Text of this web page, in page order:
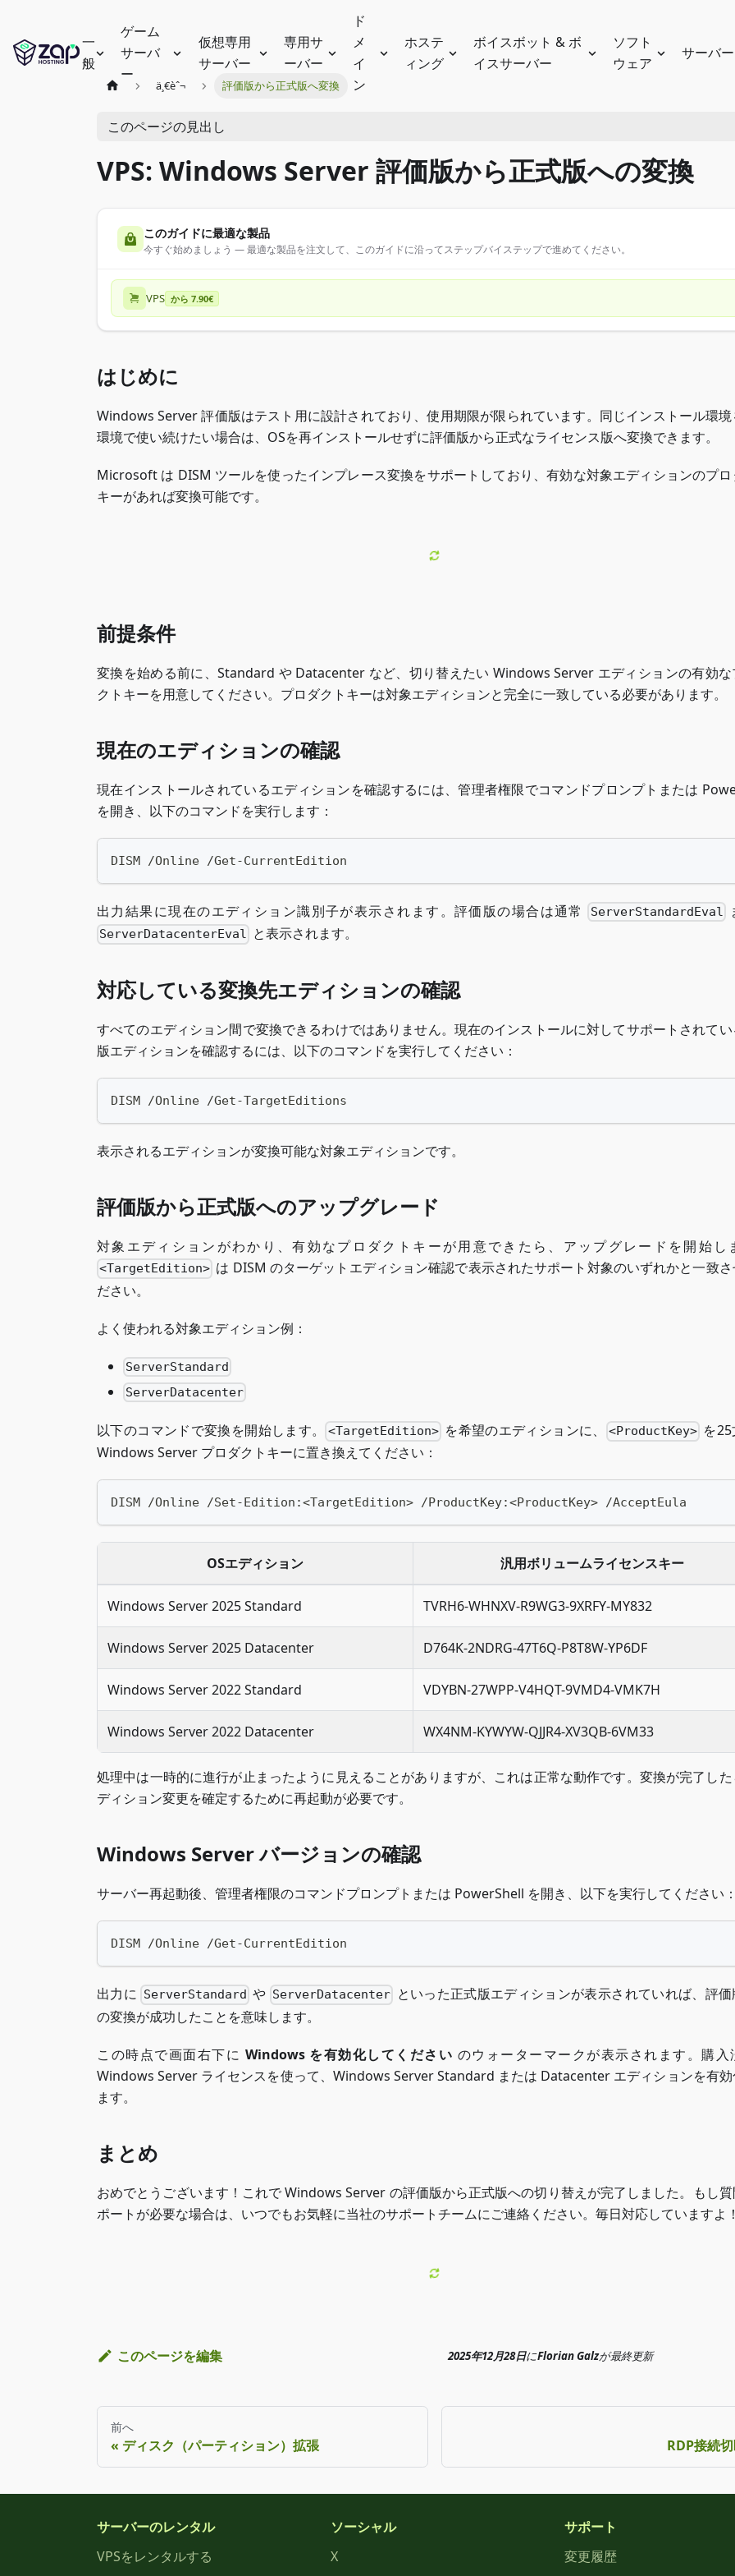
一
般
ゲーム
サーバ
ー
仮想専用
サーバー
専用サ
ーバー
ド
メ
イ
ン
ホステ
ィング
ボイスボット & ボ
イスサーバー
ソフト
ウェア
サーバ
ä¸€èˆ¬ 評価版から正式版へ変換
このページの見出し
VPS: Windows Server 評価版から正式版への変換
このガイドに最適な製品
今すぐ始めましょう — 最適な製品を注文して、このガイドに沿ってステップバイステップで進めてください。
VPS から 7.90€
はじめに
Windows Server 評価版はテスト用に設計されており、使用期限が限られています。同じインストール環
環境で使い続けたい場合は、OSを再インストールせずに評価版から正式なライセンス版へ変換できます。
Microsoft は DISM ツールを使ったインプレース変換をサポートしており、有効な対象エディションのプ
キーがあれば変換可能です。
前提条件
変換を始める前に、Standard や Datacenter など、切り替えたい Windows Server エディションの有効な
クトキーを用意してください。プロダクトキーは対象エディションと完全に一致している必要があります。
現在のエディションの確認
現在インストールされているエディションを確認するには、管理者権限でコマンドプロンプトまたは
を開き、以下のコマンドを実行します：
DISM /Online /Get-CurrentEdition
出力結果に現在のエディション識別子が表示されます。評価版の場合は通常 ServerStandardEval
ServerDatacenterEval と表示されます。
対応している変換先エディションの確認
すべてのエディション間で変換できるわけではありません。現在のインストールに対してサポートされて
版エディションを確認するには、以下のコマンドを実行してください：
DISM /Online /Get-TargetEditions
表示されるエディションが変換可能な対象エディションです。
評価版から正式版へのアップグレード
対象エディションがわかり、有効なプロダクトキーが用意できたら、アップグレードを開始し
<TargetEdition> は DISM のターゲットエディション確認で表示されたサポート対象のいずれかと一致
ださい。
よく使われる対象エディション例：
ServerStandard
ServerDatacenter
以下のコマンドで変換を開始します。 <TargetEdition> を希望のエディションに、 <ProductKey> を
Windows Server プロダクトキーに置き換えてください：
DISM /Online /Set-Edition:<TargetEdition> /ProductKey:<ProductKey> /AcceptEula
OSエディション 汎用ボリュームライセンスキー
Windows Server 2025 Standard TVRH6-WHNXV-R9WG3-9XRFY-MY832
Windows Server 2025 Datacenter D764K-2NDRG-47T6Q-P8T8W-YP6DF
Windows Server 2022 Standard VDYBN-27WPP-V4HQT-9VMD4-VMK7H
Windows Server 2022 Datacenter WX4NM-KYWYW-QJJR4-XV3QB-6VM33
処理中は一時的に進行が止まったように見えることがありますが、これは正常な動作です。変換が完了し
ディション変更を確定するために再起動が必要です。
Windows Server バージョンの確認
サーバー再起動後、管理者権限のコマンドプロンプトまたは PowerShell を開き、以下を実行してください
DISM /Online /Get-CurrentEdition
出力に ServerStandard や ServerDatacenter といった正式版エディションが表示されていれば、評
の変換が成功したことを意味します。
この時点で画面右下に Windows を有効化してください のウォーターマークが表示されます。購入
Windows Server ライセンスを使って、Windows Server Standard または Datacenter エディションを有
ます。
まとめ
おめでとうございます！これで Windows Server の評価版から正式版への切り替えが完了しました。もし
ポートが必要な場合は、いつでもお気軽に当社のサポートチームにご連絡ください。毎日対応していますよ
このページを編集 2025年12月28日にFlorian Galzが最終更新
前へ
ディスク（パーティション）拡張 RDP接続
サーバーのレンタル
VPSをレンタルする
ソーシャル
X
サポート
変更履歴